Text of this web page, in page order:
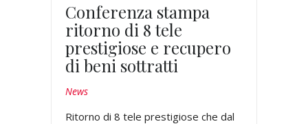
Conferenza stampa
ritorno di 8 tele
prestigiose e recupero
di beni sottratti
News
Ritorno di 8 tele prestigiose che dal